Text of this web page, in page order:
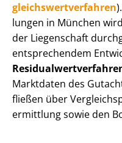
gleichs­wert­ver­fah­ren
lun­gen in München
der Liegenschaft
entsprechendem
Marktdaten des
fließen über
ermitt­lung sowie den